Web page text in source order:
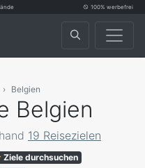
100% werbefrei
Belgien
Belgien
19 Reisezielen
Ziele durchsuchen